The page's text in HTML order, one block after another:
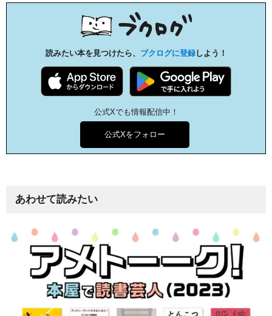
読みたい本を見つけたら、 ブクログに登録しよう！
公式Xでも情報配信中！
公式Xをフォロー
あわせて読みたい